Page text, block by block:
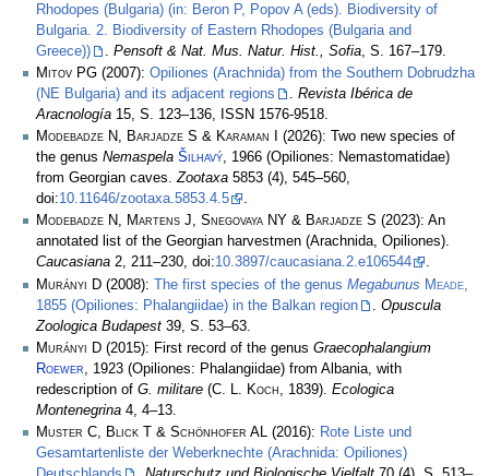
Rhodopes (Bulgaria) (in: Beron P, Popov A (eds). Biodiversity of
Bulgaria. 2. Biodiversity of Eastern Rhodopes (Bulgaria and
Greece))
Pensoft & Nat. Mus. Natur. Hist., Sofia , S. 167–179.
Mitov PG (2007): Opiliones (Arachnida) from the Southern Dobrudzha
(NE Bulgaria) and its adjacent regions
. Revista Ibérica de
Aracnología 15, S. 123–136, ISSN 1576-9518.
Modebadze N, Barjadze S & Karaman I
(2026): Two new species of
the genus Nemaspela Šilhavý, 1966 (Opiliones: Nemastomatidae)
from Georgian caves.Zootaxa 5853 (4), 545–560,
doi:10.11646/zootaxa.5853.4.5
.
Modebadze N, Martens J, Snegovaya NY & Barjadze S (2023): An
annotated list of the Georgian harvestmen (Arachnida, Opiliones).
Caucasiana 2, 211–230, doi:10.3897/caucasiana.2.e106544
.
Murányi D (2008): The first species of the genus Megabunus Meade
1855 (Opiliones: Phalangiidae) in the Balkan region
Opuscula
Zoologica Budapest 39, S. 53–63.
Murányi D (2015): First record of the genus Graecophalangium
Roewer, 1923 (Opiliones: Phalangiidae) from Albania, with
redescription of G. militare (C. L. Koch, 1839). Ecologica
Montenegrina 4, 4–13.
Muster C, Blick T & Schönhofer AL (2016): Rote Liste und
Gesamtartenliste der Weberknechte (Arachnida: Opiliones)